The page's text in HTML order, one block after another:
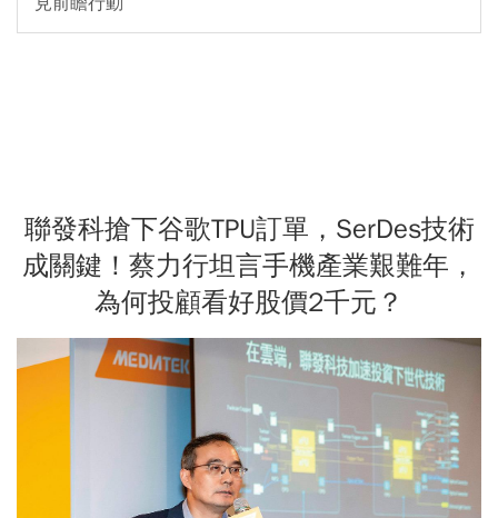
聯發科搶下谷歌TPU訂單，SerDes技術
成關鍵！蔡力行坦言手機產業艱難年，
為何投顧看好股價2千元？